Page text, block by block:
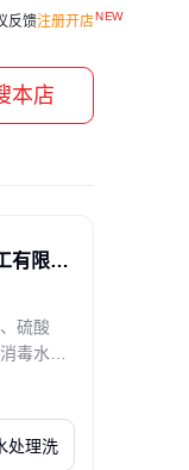
反馈注册开店
本店
济南鑫盈化工有限公司
硫酸
毒水、
、硫酸
、硫化
泡剂、